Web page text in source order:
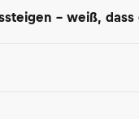
– weiß, dass